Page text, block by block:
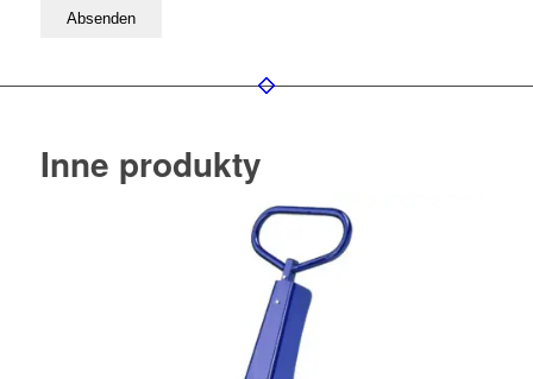
Bitte lassen Sie dieses Feld leer
Inne produkty